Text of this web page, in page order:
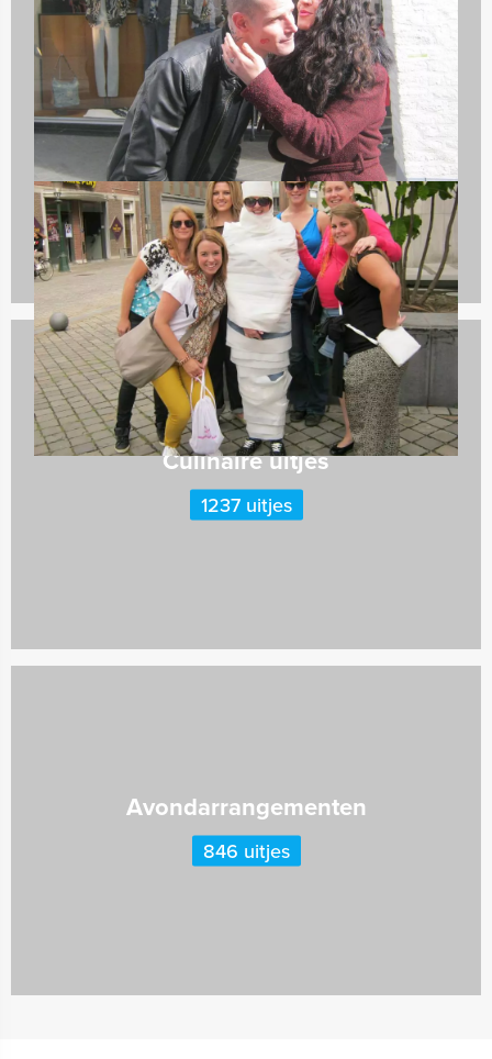
Culinaire Tours
974 uitjes
Culinaire uitjes
1237 uitjes
Avondarrangementen
846 uitjes